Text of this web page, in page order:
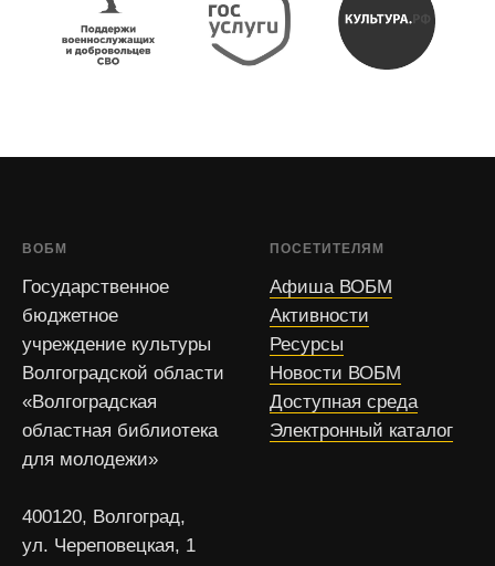
ВОБМ
Государственное
бюджетное
учреждение культуры
Волгоградской области
«Волгоградская
областная библиотека
для молодежи»
400120, Волгоград,
ул. Череповецкая, 1
ПОСЕТИТЕЛЯМ
Афиша ВОБМ
Активности
Ресурсы
Новости ВОБМ
Доступная среда
Электронный каталог